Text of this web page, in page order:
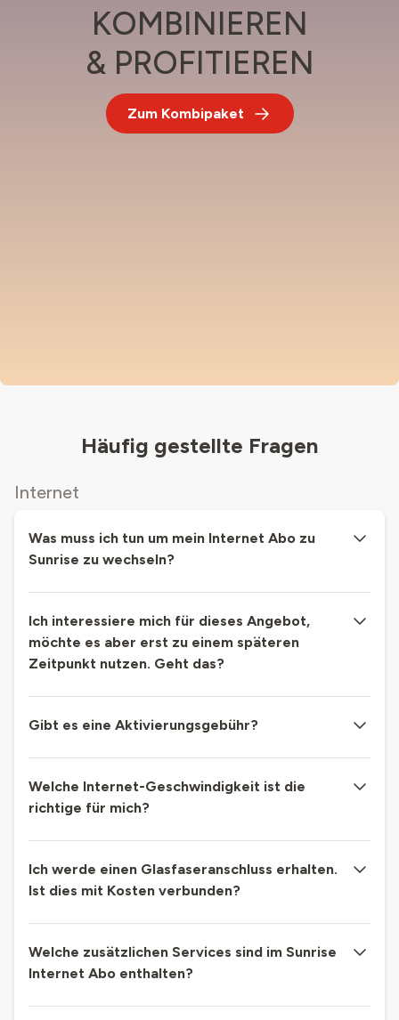
KOMBINIEREN
& PROFITIEREN
Zum Kombipaket
Häufig gestellte Fragen
Internet
Was muss ich tun um mein Internet Abo zu
Sunrise zu wechseln?
Ich interessiere mich für dieses Angebot,
möchte es aber erst zu einem späteren
Zeitpunkt nutzen. Geht das?
Gibt es eine Aktivierungsgebühr?
Welche Internet-Geschwindigkeit ist die
richtige für mich?
Ich werde einen Glasfaseranschluss erhalten.
Ist dies mit Kosten verbunden?
Welche zusätzlichen Services sind im Sunrise
Internet Abo enthalten?